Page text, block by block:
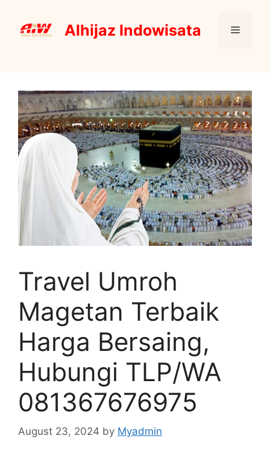
content
Alhijaz Indowisata Menu
Travel Umroh
Magetan Terbaik
Harga Bersaing,
Hubungi TLP/WA
081367676975
August 23, 2024 by Myadmin